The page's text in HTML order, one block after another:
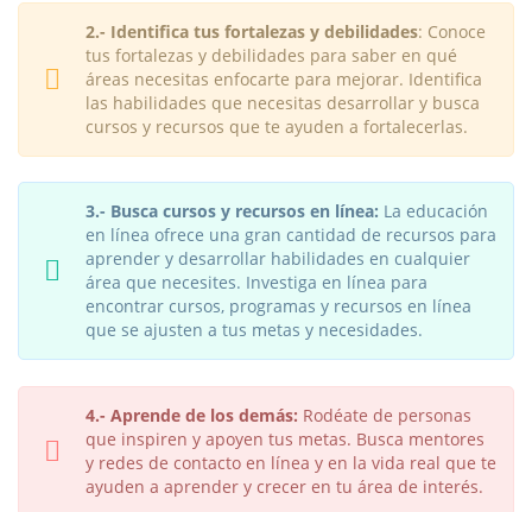
2.- Identifica tus fortalezas y debilidades: Conoce
tus fortalezas y debilidades para saber en qué
áreas necesitas enfocarte para mejorar. Identifica
las habilidades que necesitas desarrollar y busca
cursos y recursos que te ayuden a fortalecerlas.
3.- Busca cursos y recursos en línea: La educación
en línea ofrece una gran cantidad de recursos para
aprender y desarrollar habilidades en cualquier
área que necesites. Investiga en línea para
encontrar cursos, programas y recursos en línea
que se ajusten a tus metas y necesidades.
4.- Aprende de los demás: Rodéate de personas
que inspiren y apoyen tus metas. Busca mentores
y redes de contacto en línea y en la vida real que te
ayuden a aprender y crecer en tu área de interés.